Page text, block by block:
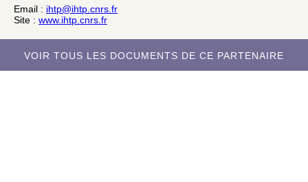
Email : ihtp@ihtp.cnrs.fr
Site : www.ihtp.cnrs.fr
VOIR TOUS LES DOCUMENTS DE CE PARTENAIRE